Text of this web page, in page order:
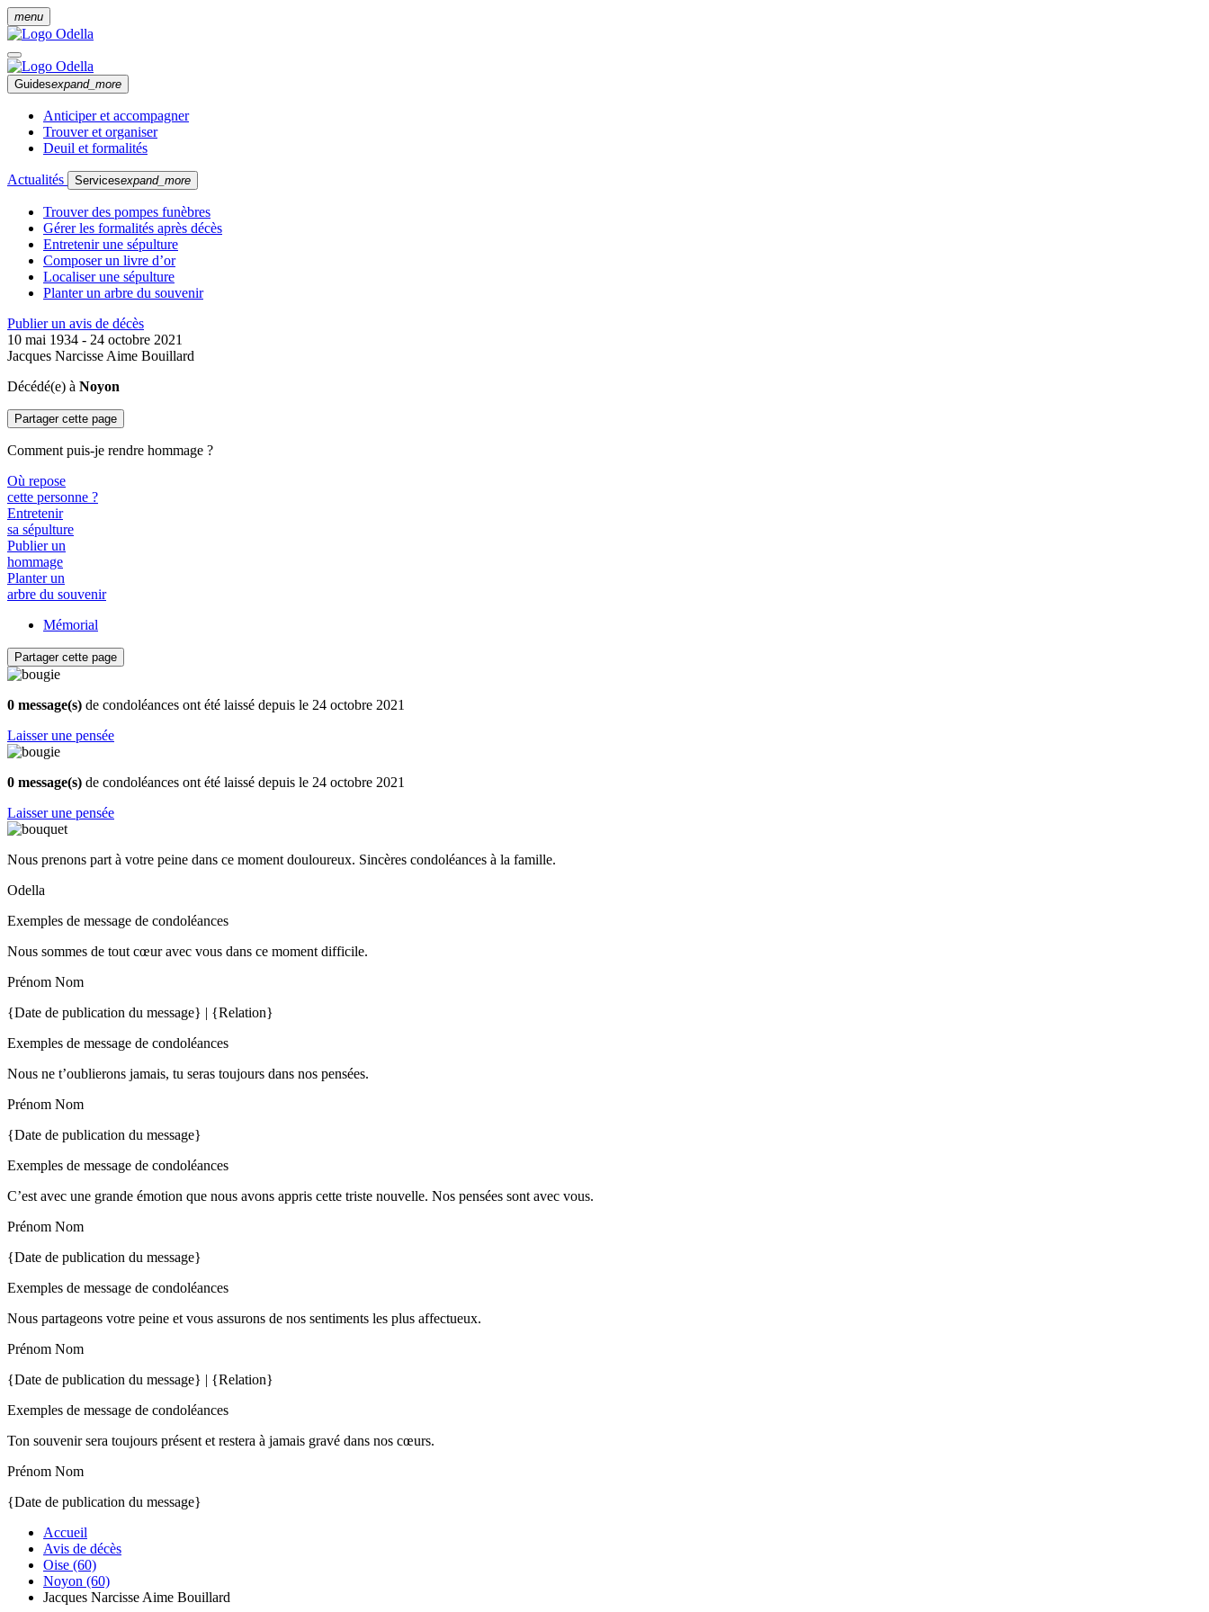
menu
Guidesexpand_more
Anticiper et accompagner
Trouver et organiser
Deuil et formalités
Actualités Servicesexpand_more
Trouver des pompes funèbres
Gérer les formalités après décès
Entretenir une sépulture
Composer un livre d’or
Localiser une sépulture
Planter un arbre du souvenir
Publier un avis de décès
10 mai 1934 - 24 octobre 2021
Jacques Narcisse Aime Bouillard
Décédé(e) à Noyon
Partager cette page
Comment puis-je rendre hommage ?
Où repose
cette personne ?
Entretenir
sa sépulture
Publier un
hommage
Planter un
arbre du souvenir
Mémorial
Partager cette page
0 message(s) de condoléances ont été laissé depuis le 24 octobre 2021
Laisser une pensée
0 message(s) de condoléances ont été laissé depuis le 24 octobre 2021
Laisser une pensée
Nous prenons part à votre peine dans ce moment douloureux. Sincères condoléances à la famille.
Odella
Exemples de message de condoléances
Nous sommes de tout cœur avec vous dans ce moment difficile.
Prénom Nom
{Date de publication du message} | {Relation}
Exemples de message de condoléances
Nous ne t’oublierons jamais, tu seras toujours dans nos pensées.
Prénom Nom
{Date de publication du message}
Exemples de message de condoléances
C’est avec une grande émotion que nous avons appris cette triste nouvelle. Nos pensées sont avec vous.
Prénom Nom
{Date de publication du message}
Exemples de message de condoléances
Nous partageons votre peine et vous assurons de nos sentiments les plus affectueux.
Prénom Nom
{Date de publication du message} | {Relation}
Exemples de message de condoléances
Ton souvenir sera toujours présent et restera à jamais gravé dans nos cœurs.
Prénom Nom
{Date de publication du message}
Accueil
Avis de décès
Oise (60)
Noyon (60)
Jacques Narcisse Aime Bouillard